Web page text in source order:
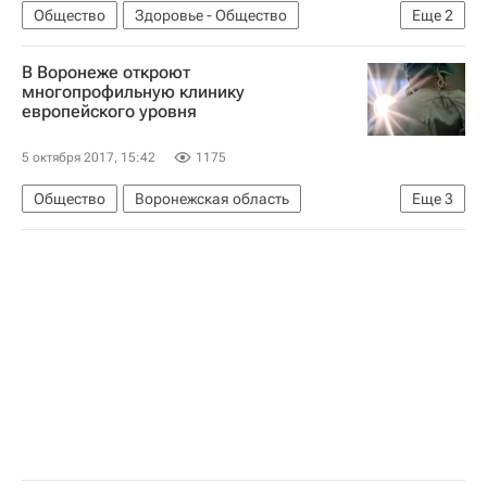
Еще2
Общество
Здоровье - Общество
Здоровье
Россия
В Воронеже откроют
многопрофильную клинику
европейского уровня
5 октября 2017, 15:42 1175
Еще3
Общество
Воронежская область
Здоровье
Воронеж Воронежская область